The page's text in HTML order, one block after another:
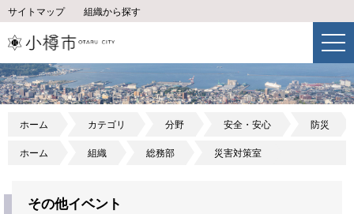
サイトマップ 組織から探す
ホーム カテゴリ 分野 安全・安心 防災
ホーム 組織 総務部 災害対策室
その他イベント